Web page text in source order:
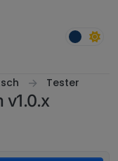
Tester
v1.0.x